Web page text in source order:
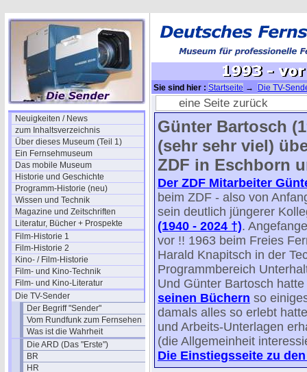
Neuigkeiten / News
zum Inhaltsverzeichnis
Über dieses Museum (Teil 1)
Ein Fernsehmuseum
Das mobile Museum
Historie und Geschichte
Programm-Historie (neu)
Wissen und Technik
Magazine und Zeitschriften
Literatur, Bücher + Prospekte
Film-Historie 1
Film-Historie 2
Kino- / Film-Historie
Film- und Kino-Technik
Film- und Kino-Literatur
Die TV-Sender
Der Begriff "Sender"
Vom Rundfunk zum Fernsehen
Was ist die Wahrheit
Die ARD (Das "Erste")
BR
HR
Sie sind hier : Startseite →
Die TV-
ZDF→ 1993 - vor 30 Jahren
eine Seite zurück
Günter Bartosch
(sehr sehr viel)
ZDF in Eschborn
Der ZDF Mitarbeiter
beim ZDF - also von
sein deutlich jüngerer
(1940 - 2024 †).
vor !! 1963 beim Freies
Harald Knapitsch in der
Programmbereich
Und Günter Bartosch
seinen Büchern so
damals alles so erlebt
und Arbeits-Unterlagen
(die Allgemeinheit
Die Einstiegsseite zu